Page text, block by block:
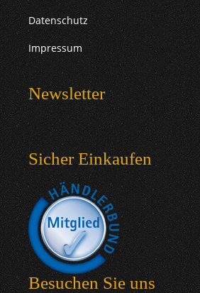
Datenschutz
Impressum
Newsletter
Sicher Einkaufen
Besuchen Sie uns